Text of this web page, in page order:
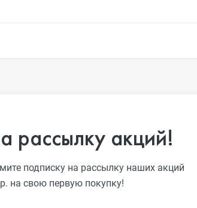
iPhone 13 mini
рассылку акций!
подписку на рассылку наших акций
на свою первую покупку!